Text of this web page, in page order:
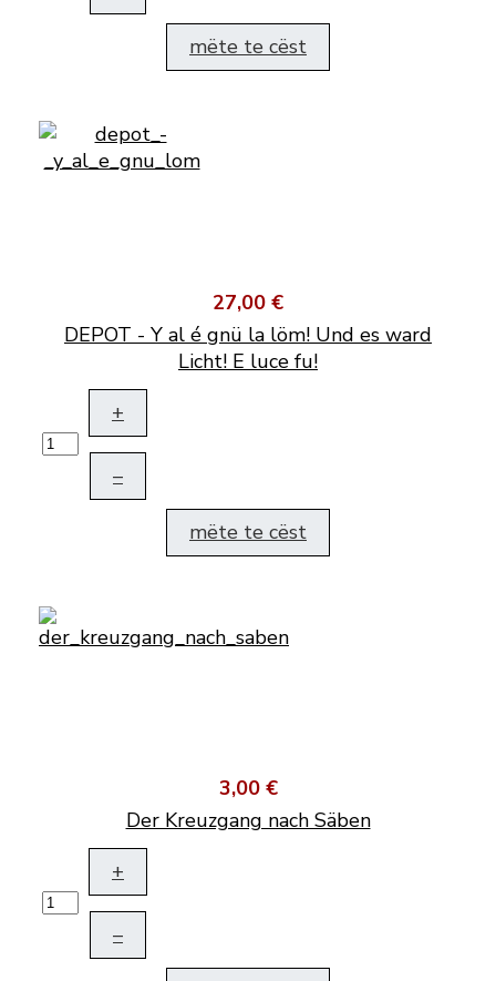
mëte te cëst
27,00 €
DEPOT - Y al é gnü la löm! Und es ward
Licht! E luce fu!
+
–
mëte te cëst
3,00 €
Der Kreuzgang nach Säben
+
–